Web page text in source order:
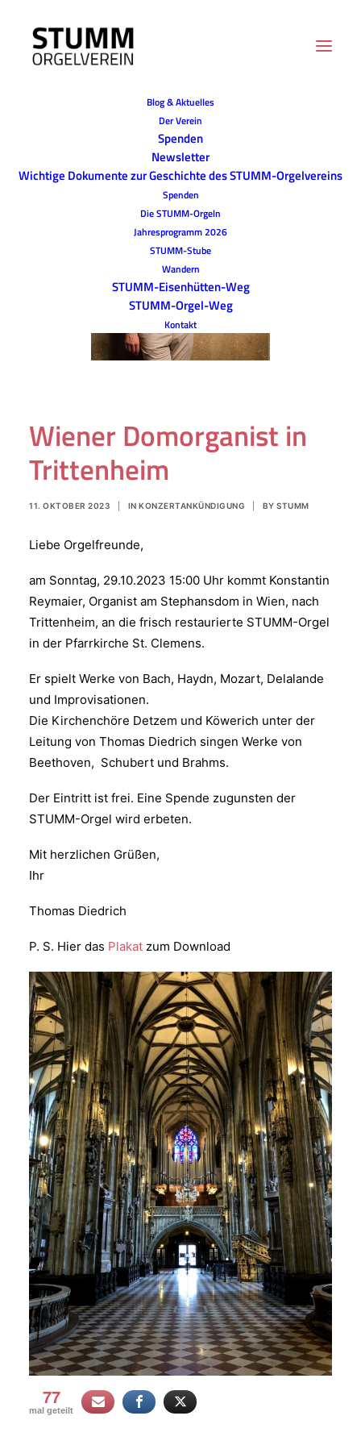
Blog & Aktuelles
Der Verein
Spenden
Newsletter
Wichtige Dokumente zur Geschichte des STUMM-Orgelvereins
Spenden
Die STUMM-Orgeln
Jahresprogramm 2026
STUMM-Stube
Wandern
STUMM-Eisenhütten-Weg
STUMM-Orgel-Weg
Kontakt
Wiener Domorganist in
Trittenheim
11. OKTOBER 2023 IN KONZERTANKÜNDIGUNG BY STUMM
Liebe Orgelfreunde,
am Sonntag, 29.10.2023 15:00 Uhr kommt Konstantin
Reymaier, Organist am Stephansdom in Wien, nach
Trittenheim, an die frisch restaurierte STUMM-Orgel
in der Pfarrkirche St. Clemens.
Er spielt Werke von Bach, Haydn, Mozart, Delalande
und Improvisationen.
Die Kirchenchöre Detzem und Köwerich unter der
Leitung von Thomas Diedrich singen Werke von
Beethoven, Schubert und Brahms.
Der Eintritt ist frei. Eine Spende zugunsten der
STUMM-Orgel wird erbeten.
Mit herzlichen Grüßen,
Ihr
Thomas Diedrich
P. S. Hier das Plakat zum Download
77
mal geteilt